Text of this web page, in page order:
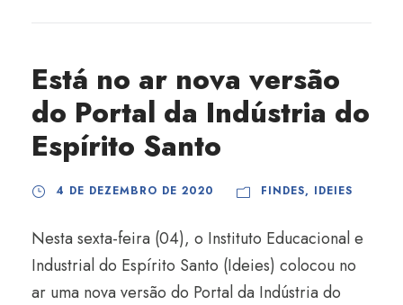
Está no ar nova versão
do Portal da Indústria do
Espírito Santo
4 DE DEZEMBRO DE 2020 FINDES, IDEIES
Nesta sexta-feira (04), o Instituto Educacional e
Industrial do Espírito Santo (Ideies) colocou no
ar uma nova versão do Portal da Indústria do